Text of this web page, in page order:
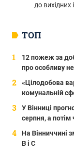
ТОП
12 пожеж за
про особливу
«Цілодобова
комунальній
У Вінниці
серпня, а
На Вінниччині
В і С
до вихідних